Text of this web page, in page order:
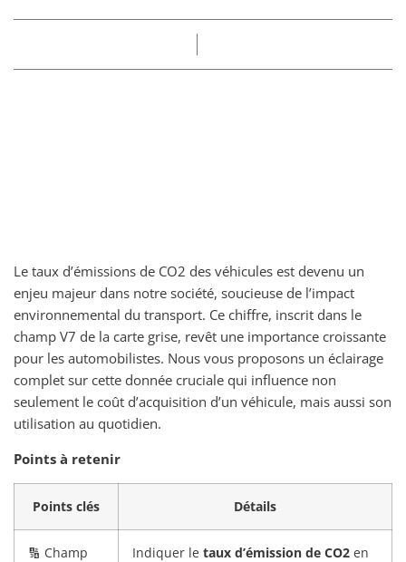
Le taux d’émissions de CO2 des véhicules est devenu un
enjeu majeur dans notre société, soucieuse de l’impact
environnemental du transport. Ce chiffre, inscrit dans le
champ V7 de la carte grise, revêt une importance croissante
pour les automobilistes. Nous vous proposons un éclairage
complet sur cette donnée cruciale qui influence non
seulement le coût d’acquisition d’un véhicule, mais aussi son
utilisation au quotidien.
Points à retenir
Points clés Détails
🔢 Champ
Indiquer le taux d’émission de CO2 en